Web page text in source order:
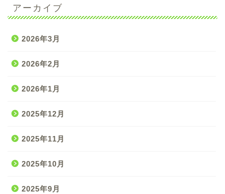
アーカイブ
2026年3月
2026年2月
2026年1月
2025年12月
2025年11月
2025年10月
2025年9月